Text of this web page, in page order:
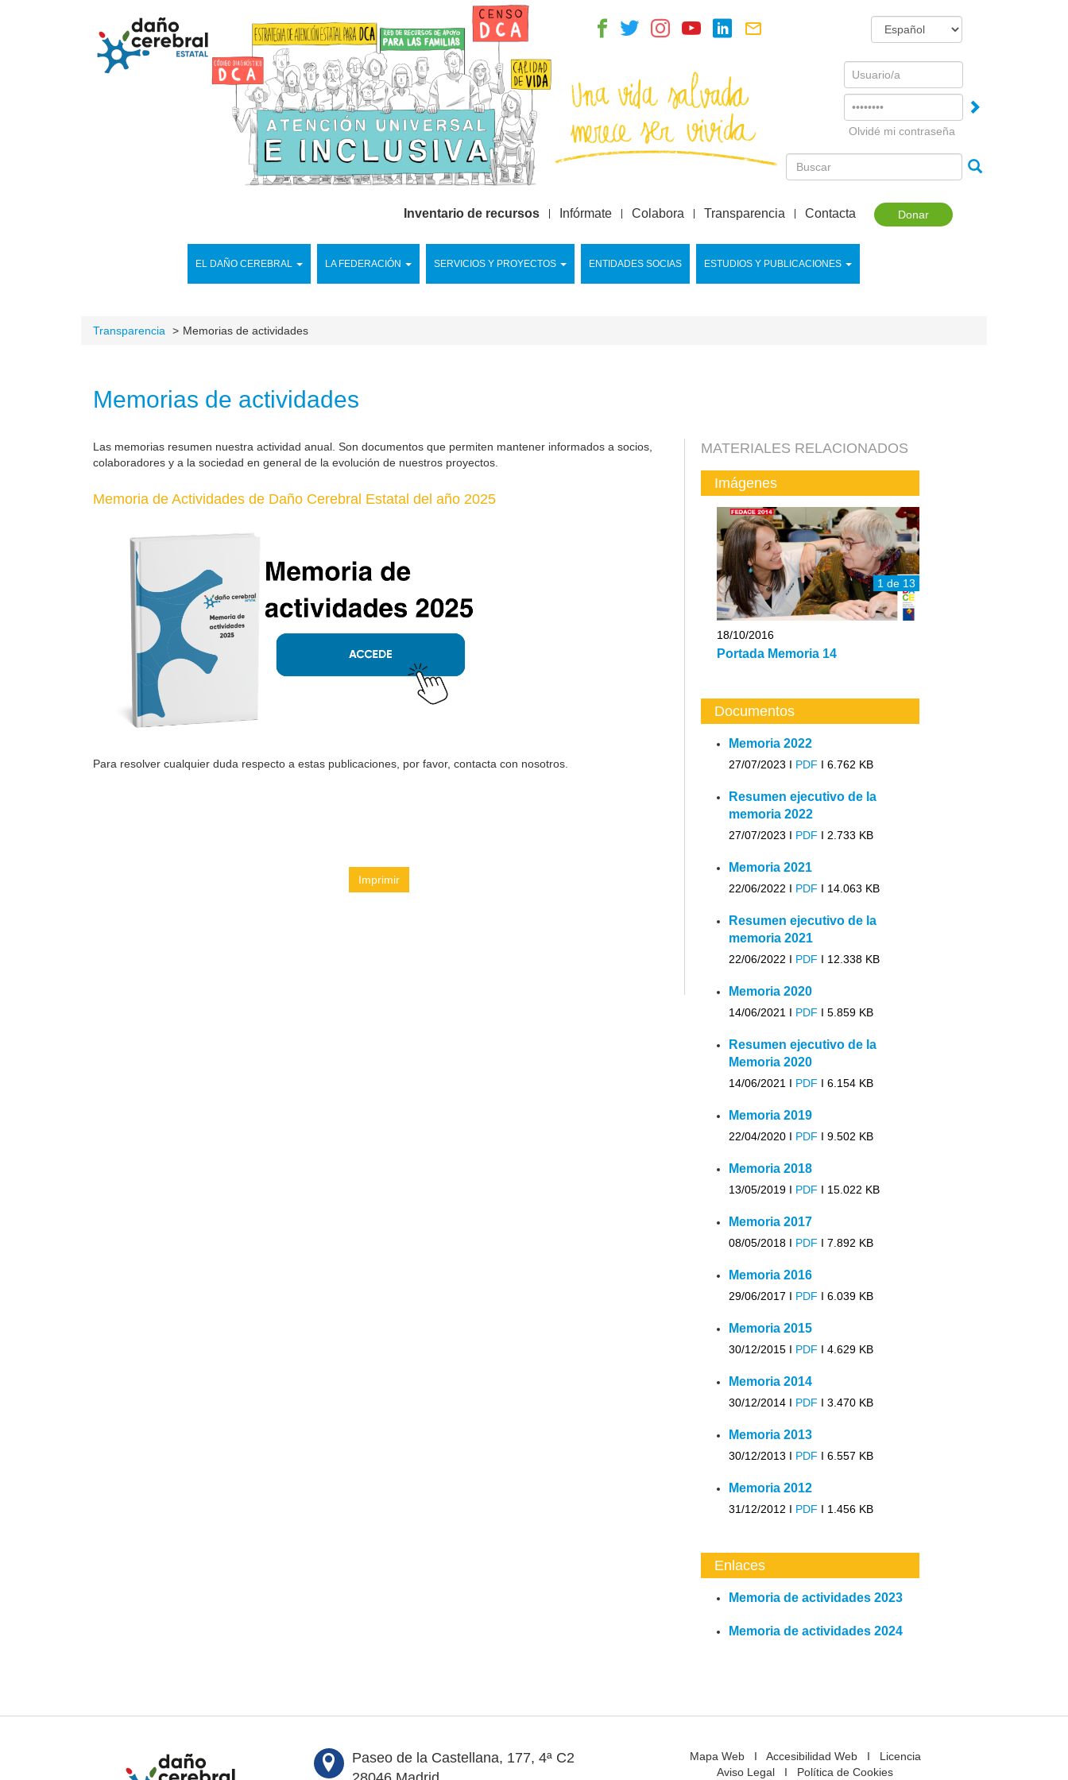
Username
Olvidé mi contraseña
Donar
EL DAÑO CEREBRAL LA FEDERACIÓN SERVICIOS Y PROYECTOS ENTIDADES SOCIAS ESTUDIOS Y PUBLICACIONES
Inventario de recursos Infórmate Colabora Transparencia Contacta
Transparencia Memorias de actividades
Memorias de actividades
Las memorias resumen nuestra actividad anual. Son documentos que permiten mantener informados a socios,
colaboradores y a la sociedad en general de la evolución de nuestros proyectos.
Memoria de Actividades de Daño Cerebral Estatal del año 2025
Para resolver cualquier duda respecto a estas publicaciones, por favor, contacta con nosotros.
Imprimir
MATERIALES RELACIONADOS
Imágenes
1 de 13
18/10/2016
Portada Memoria 14
Documentos
Memoria 2022
27/07/2023 I PDF I 6.762 KB
Resumen ejecutivo de la
memoria 2022
27/07/2023 I PDF I 2.733 KB
Memoria 2021
22/06/2022 I PDF I 14.063 KB
Resumen ejecutivo de la
memoria 2021
22/06/2022 I PDF I 12.338 KB
Memoria 2020
14/06/2021 I PDF I 5.859 KB
Resumen ejecutivo de la
Memoria 2020
14/06/2021 I PDF I 6.154 KB
Memoria 2019
22/04/2020 I PDF I 9.502 KB
Memoria 2018
13/05/2019 I PDF I 15.022 KB
Memoria 2017
08/05/2018 I PDF I 7.892 KB
Memoria 2016
29/06/2017 I PDF I 6.039 KB
Memoria 2015
30/12/2015 I PDF I 4.629 KB
Memoria 2014
30/12/2014 I PDF I 3.470 KB
Memoria 2013
30/12/2013 I PDF I 6.557 KB
Memoria 2012
31/12/2012 I PDF I 1.456 KB
Enlaces
Memoria de actividades 2023
Memoria de actividades 2024
Paseo de la Castellana, 177, 4ª C2
Mapa WebI Accesibilidad WebI Licencia
Aviso Legal I Política de Cookies